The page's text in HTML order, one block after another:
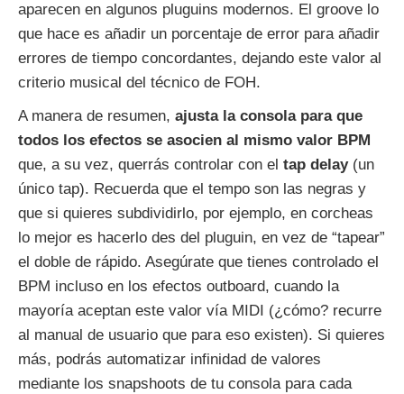
aparecen en algunos pluguins modernos. El groove lo
que hace es añadir un porcentaje de error para añadir
errores de tiempo concordantes, dejando este valor al
criterio musical del técnico de FOH.
A manera de resumen, ajusta la consola para que
todos los efectos se asocien al mismo valor BPM
que, a su vez, querrás controlar con el tap delay(un
único tap). Recuerda que el tempo son las negras y
que si quieres subdividirlo, por ejemplo, en corcheas
lo mejor es hacerlo des del pluguin, en vez de “tapear”
el doble de rápido. Asegúrate que tienes controlado el
BPM incluso en los efectos outboard, cuando la
mayoría aceptan este valor vía MIDI (¿cómo? recurre
al manual de usuario que para eso existen). Si quieres
más, podrás automatizar infinidad de valores
mediante los snapshoots de tu consola para cada